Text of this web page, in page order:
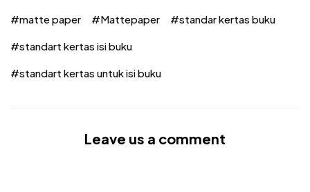
matte paper Mattepaper standar kertas buku
standart kertas isi buku
standart kertas untuk isi buku
Leave us a comment